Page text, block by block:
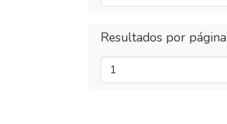
Resultados por página